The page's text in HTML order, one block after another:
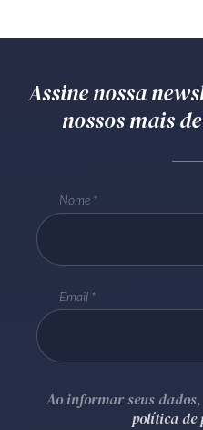
Assine nossa
nossos mais
Nome
Email
Ao informar seus
política de